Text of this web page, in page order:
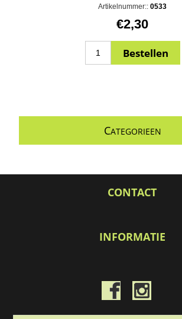
Artikelnummer:: 0533
€2,30
CATEGORIEEN
CONTACT
INFORMATIE